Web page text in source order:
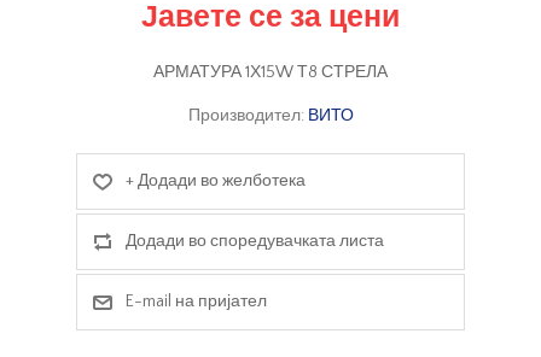
Јавете се за цени
АРМАТУРА 1Х15W Т8 СТРЕЛА
Производител: ВИТО